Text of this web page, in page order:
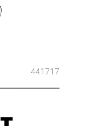
441717